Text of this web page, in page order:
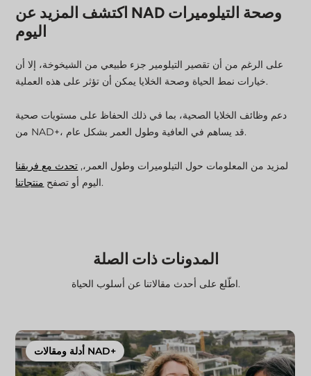
اكتشف المزيد عن NAD وصحة التيلوميرات
اليوم
على الرغم من أن تقصير التيلومير جزء طبيعي من الشيخوخة، إلا أن
خيارات نمط الحياة وصحة الخلايا يمكن أن تؤثر على هذه العملية.
دعم وظائف الخلايا الصحية، بما في ذلك الحفاظ على مستويات صحية
من NAD+، قد يساهم في العافية وطول العمر بشكل عام.
لمزيد من المعلومات حول التيلوميرات وطول العمر،, تحدث مع فريقنا
اليوم أو تصفح منتجاتنا .
المدونات ذات الصلة
اطّلع على أحدث مقالاتنا عن أسلوب الحياة.
أدلة ومقالات NAD+